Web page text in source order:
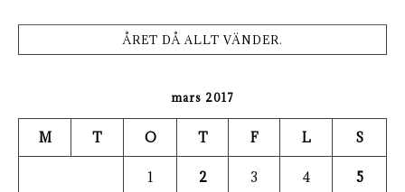
ÅRET DÅ ALLT VÄNDER.
mars 2017
M T O T F L S
1 2 3 4 5